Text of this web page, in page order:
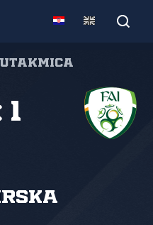
1